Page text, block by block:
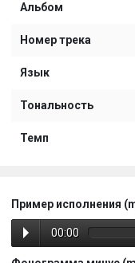
Альбом
Номер трека
Язык
Тональность
Темп
Пример исполнения
00:00